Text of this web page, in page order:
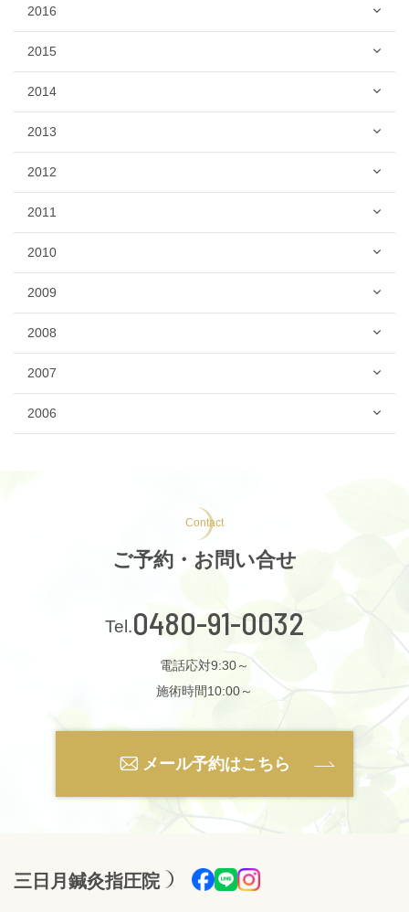
2016
2015
2014
2013
2012
2011
2010
2009
2008
2007
2006
Contact
ご予約・お問い合せ
0480-91-0032
電話応対9:30～
施術時間10:00～
メール予約はこちら
三日月鍼灸指圧院